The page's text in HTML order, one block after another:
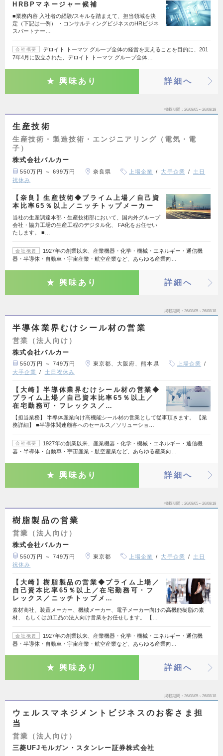
HRBPマネージャー候補
■業務内容 入社者の経験/スキルを踏まえて、担当領域を決
定（下記は一例） ・コンサルティングビジネスのHRビジネ
スパートナー…
会社概要
デロイト トーマツ グループ全体の経営を支えることを目的に、201
7年4月に設立された、デロイト トーマツ グループ全体…
興味あり 詳細へ
掲載期間 26/08/05～26/08/18
生産技術
生産技術・製造技術・エンジニアリング（電気・電
子）
株式会社バルカー
550万円 ～ 699万円 奈良県 上場企業 大手企業
土日
祝休み
【奈良】生産技術◆プライム上場／自己資
本比率65％以上／ニッチトップメーカー
当社の生産調達本部・生産技術部において、国内外グループ
会社・協力工場の生産工程のデジタル化、 FA化をお任せい
たします。 ■…
会社概要
1927年の創業以来、産業機器・化学・機械・エネルギー・通信機
器・半導体・自動車・宇宙産業・航空産業など、あらゆる産業向…
興味あり 詳細へ
掲載期間 26/08/05～26/08/18
半導体業界むけシール材の営業
営業（法人向け）
株式会社バルカー
550万円 ～ 749万円 東京都、大阪府、熊本県
上場企業
大手企業
土日祝休み
【大崎】半導体業界むけシール材の営業◆
プライム上場／自己資本比率65％以上／
在宅勤務可・フレックス／…
【担当業務】 半導体産業向け高機能シール材の営業として従事頂きます。 【業
務詳細】 ■半導体関連顧客へのセールス／ソリューショ…
会社概要
1927年の創業以来、産業機器・化学・機械・エネルギー・通信機
器・半導体・自動車・宇宙産業・航空産業など、あらゆる産業向…
興味あり 詳細へ
掲載期間 26/08/05～26/08/18
樹脂製品の営業
営業（法人向け）
株式会社バルカー
550万円 ～ 749万円 東京都 上場企業 大手企業
土日
祝休み
【大崎】樹脂製品の営業◆プライム上場／
自己資本比率65％以上／在宅勤務可・フ
レックス／ニッチトップメ…
素材商社、装置メーカー、機械メーカー、電子メーカー向けの高機能樹脂の素
材、 もしくは加工品の法人向け営業をお任せします。 【…
会社概要
1927年の創業以来、産業機器・化学・機械・エネルギー・通信機
器・半導体・自動車・宇宙産業・航空産業など、あらゆる産業向…
興味あり 詳細へ
掲載期間 26/08/05～26/08/18
ウェルスマネジメントビジネスのお客さま担
当
営業（法人向け）
三菱UFJモルガン・スタンレー証券株式会社